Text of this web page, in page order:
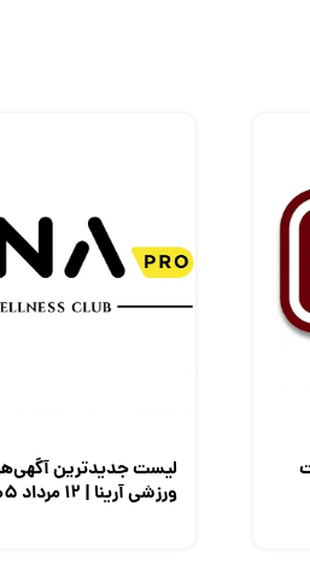
لیست جدیدترین
ورزشی آرینا | ۱۲ مرداد ۱۴۰۵